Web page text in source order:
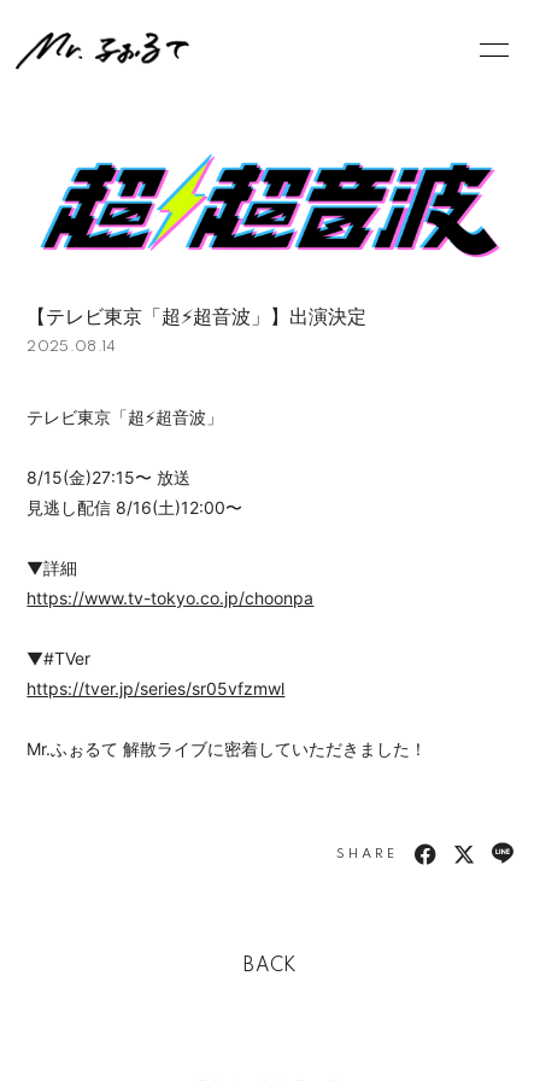
ログイン
【テレビ東京「超⚡️超音波」】出演決定
2025.08.14
テレビ東京「超⚡️超音波」
8/15(金)27:15〜 放送
見逃し配信 8/16(土)12:00〜
▼詳細
https://www.tv-tokyo.co.jp/choonpa
▼#TVer
https://tver.jp/series/sr05vfzmwl
Mr.ふぉるて 解散ライブに密着していただきました！
SHARE
BACK